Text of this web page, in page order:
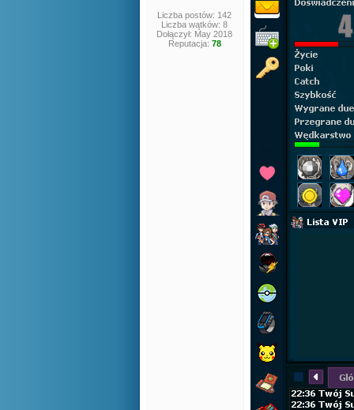
Liczba postów: 142
Liczba wątków: 8
Dołączył: May 2018
Reputacja: 78